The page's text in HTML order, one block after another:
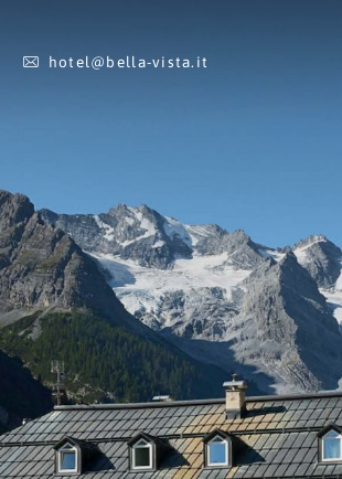
hotel@bella-vista. it